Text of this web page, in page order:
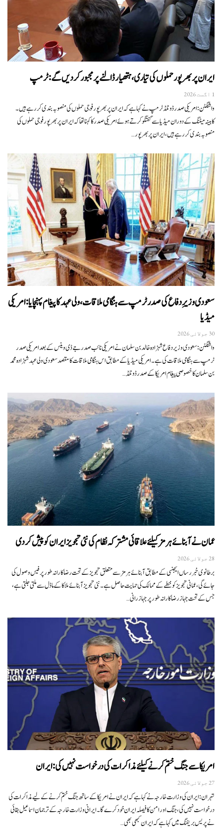
ایران پر بھرپور حملوں کی تیاری، ہتھیار ڈالنے پر مجبور کر دیں گے: ٹرمپ
1 اگست 2026
واشنگٹن:امریکی صدر ڈونلڈ ٹرمپ نے کہا ہے کہ ایران پر بھرپور فوجی حملوں کی منصوبہ بندی کر رہے ہیں۔
کابینہ میٹنگ کے دوران میڈیا سے گفتگو کرتے ہوئے امریکی صدر کا کہنا تھا کہ ایران پر بھرپور فوجی حملوں کی
منصوبہ بندی کر رہے ہیں، ایران پر بھرپور…
سعودی وزیرِدفاع کی صدر ٹرمپ سے ہنگامی ملاقات، ولی عہد کا پیغام پہنچایا: امریکی
میڈیا
30 جولائی 2026
واشنگٹن:سعودی وزیر دفاع شہزادہ خالد بن سلمان نے امریکی نائب صدر جے ڈی وینس کے بعد امریکی صدر
ٹرمپ سے ہنگامی ملاقات کی ہے۔امریکی میڈیا کے مطابق اس ہنگامی ملاقات کا مقصد سعودی ولی عہد شہزادہ محمد
بن سلمان کا خصوصی پیغام امریکا کے صدر ڈونلڈ…
عمان نے آبنائے ہرمز کیلئے علاقائی مشترکہ نظام کی نئی تجویز ایران کو پیش کر دی
28 جولائی 2026
برطانوی خبر رساں ایجنسی کے مطابق آبنائے ہرمز سے متعلق تجویز کے تحت رضاکارانہ طور پر فیس وصول کی
جائے گی، عمانی تجویز کو خطے کے ممالک کی حمایت حاصل ہے۔نئی تجویز آبنائے ملاکا کے ماڈل سے ملتی جلتی ہے،
جس کے تحت جہاز رضاکارانہ طور پر جہاز رانی…
امریکا سے جنگ ختم کرنے کیلئے مذاکرات کی درخواست نہیں کی: ایران
27 جولائی 2026
تہران:ایران کی وزارت خارجہ نے کہا ہے کہ ایران نے امریکا کے ساتھ جنگ ختم کرنے کے لیے مذاکرات کی
درخواست نہیں کی، جنگ اور امن کا فیصلہ ایران خود کرے گا۔ایرانی وزارت خارجہ کے ترجمان اسماعیل بقائی
نے پریس بریفنگ میں کہا ہے کہ ایران کبھی بھی…